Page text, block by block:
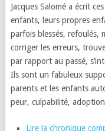
Jacques Salomé a écrit
enfants, leurs propres
parfois blessés, refoulés,
corriger les erreurs,
par rapport au passé,
Ils sont un fabuleux
parents et les enfants
peur, culpabilité,
Lire la chronique